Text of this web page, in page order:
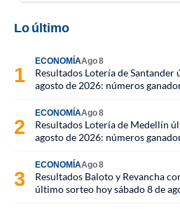
Lo último
ECONOMÍAAgo 8
Resultados Lotería de Santander
agosto de 2026: números
ECONOMÍAAgo 8
Resultados Lotería de Medellín
agosto de 2026: números
ECONOMÍAAgo 8
Resultados Baloto y Revancha
último sorteo hoy sábado 8 de